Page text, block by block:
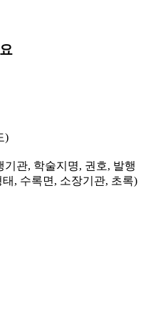
)
관, 학술지명, 권호, 발행
, 수록면, 소장기관, 초록)